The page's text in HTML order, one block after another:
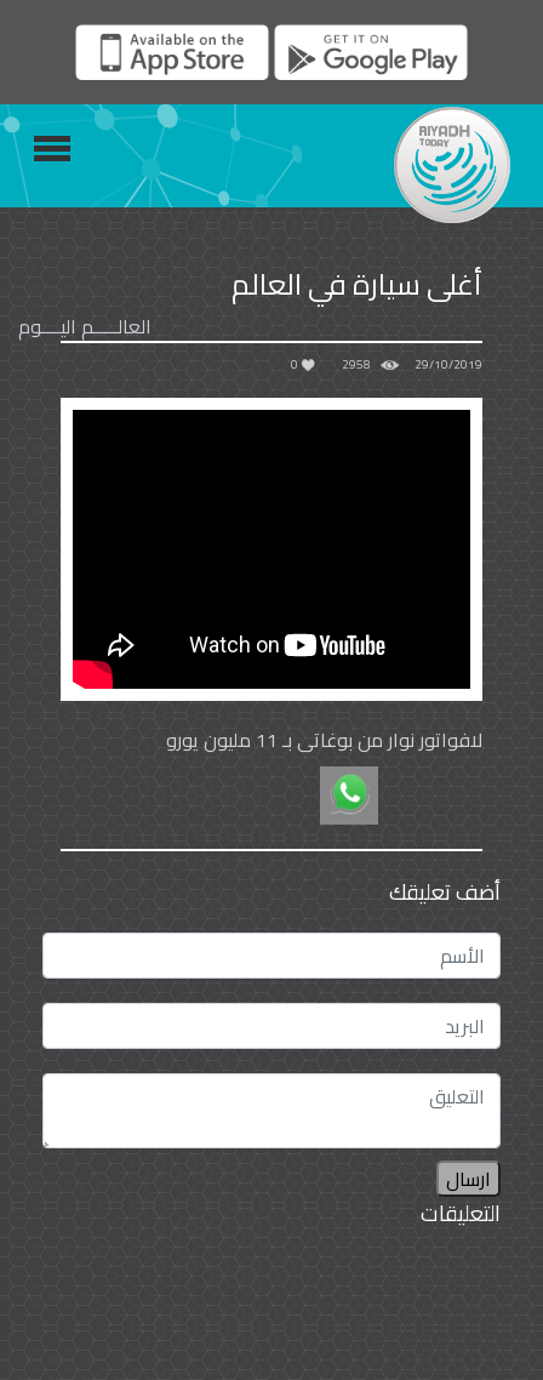
أغلى سيارة في العالم
العالـــــم اليــــوم
29/10/2019
2958
0
لافواتور نوار من بوغاتي بـ 11 مليون يورو
أضف تعليقك
ارسال
التعليقات